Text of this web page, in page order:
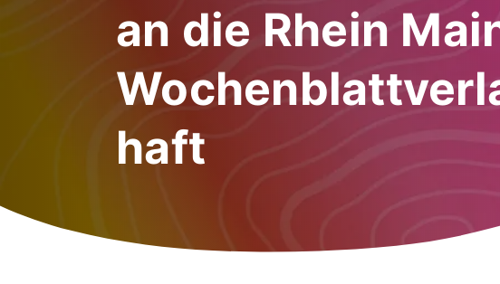
an die Rhein
haft